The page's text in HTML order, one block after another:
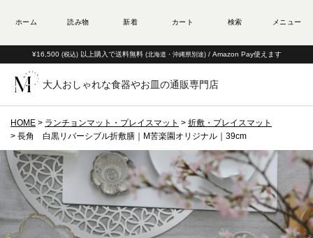
¥16,500 (税込) 以上購入で送料無料 (北海道・沖縄県別途) / Amazon Pay使えます
大人おしゃれな食器やお皿の通販専門店
HOME ランチョンマット・プレイスマット
折敷・プレイスマット
長角 白黒リバーシブル折敷膳｜M苦楽園オリジナル｜39cm